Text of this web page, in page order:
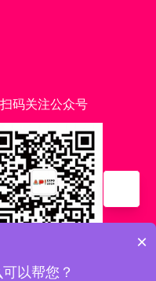
扫码关注公众号
备20021056号-3
×
以帮您？